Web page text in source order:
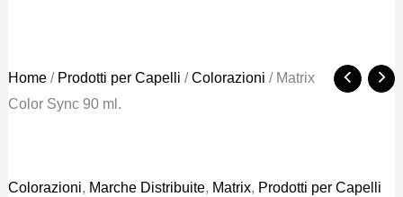
Home/ Prodotti per Capelli /Colorazioni / Matrix
Color Sync 90 ml.
Colorazioni, Marche Distribuite, Matrix, Prodotti per Capelli